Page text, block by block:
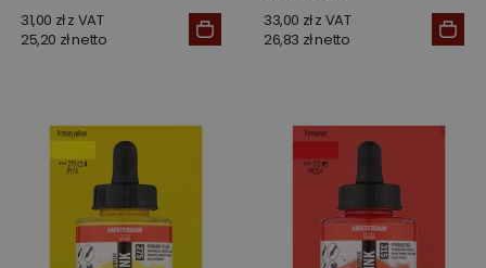
31,00 zł z VAT
25,20 zł netto
33,00 zł z VAT
26,83 zł netto